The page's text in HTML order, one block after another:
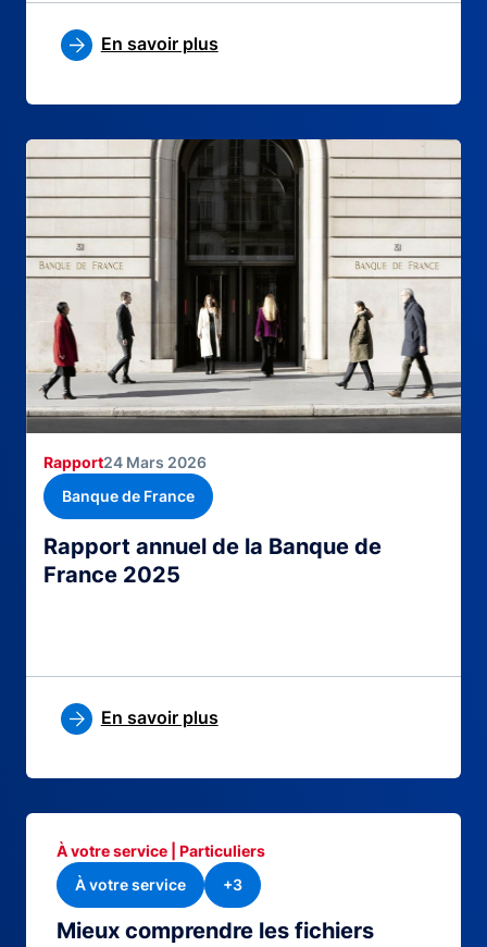
En savoir plus
Rapport annuel de la Banque de
France 2025
Rapport24 Mars 2026
Banque de France
En savoir plus
Mieux comprendre les fichiers
À votre service | Particuliers
À votre service
+3